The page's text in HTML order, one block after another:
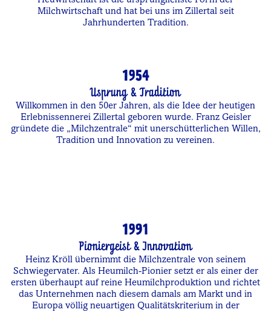
Milchwirtschaft und hat bei uns im Zillertal seit
Jahrhunderten Tradition.
1954
Usprung & Tradition
Willkommen in den 50er Jahren, als die Idee der heutigen
Erlebnissennerei Zillertal geboren wurde. Franz Geisler
gründete die „Milchzentrale“ mit unerschütterlichen Willen,
Tradition und Innovation zu vereinen.
1991
Pioniergeist & Innovation
Heinz Kröll übernimmt die Milchzentrale von seinem
Schwiegervater. Als Heumilch-Pionier setzt er als einer der
ersten überhaupt auf reine Heumilchproduktion und richtet
das Unternehmen nach diesem damals am Markt und in
Europa völlig neuartigen Qualitätskriterium in der